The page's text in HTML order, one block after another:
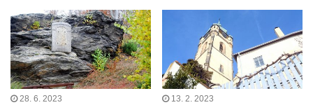
28. 6. 2023 13. 2. 2023